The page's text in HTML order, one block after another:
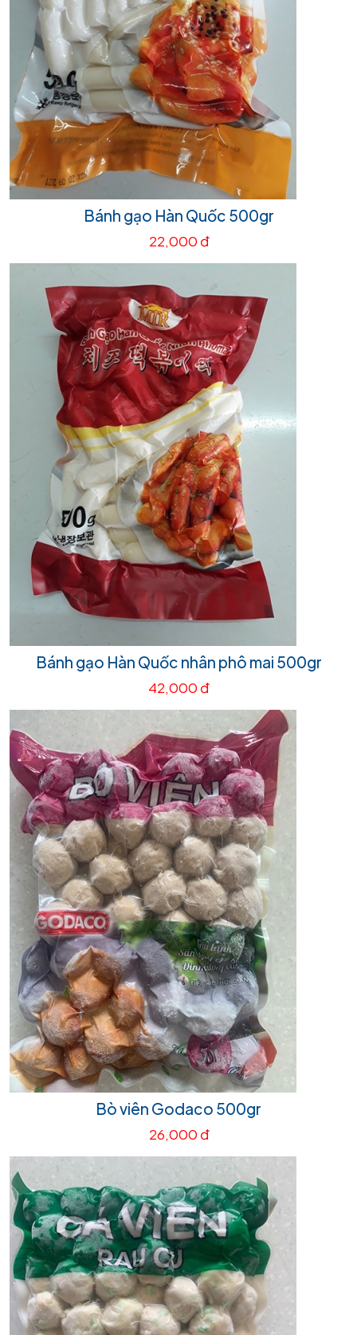
Bánh gạo Hàn Quốc 500gr
22,000 đ
Bánh gạo Hàn Quốc nhân phô mai 500gr
42,000 đ
Bò viên Godaco 500gr
26,000 đ